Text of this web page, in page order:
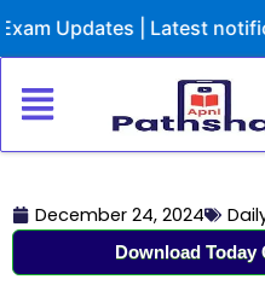
to
Updates | Latest
December 24, 2024
Download Today